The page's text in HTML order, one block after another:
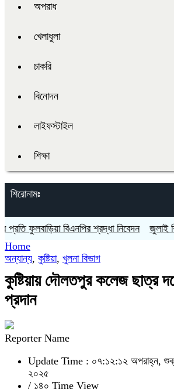
অপরাধ
খেলাধুলা
চাকরি
বিনোদন
লাইফস্টাইল
শিক্ষা
শিরোনামঃ
ফুলবাড়িয়া বিএনপির শ্রদ্ধা নিবেদন জুলাই
Home
অন্যান্য, কুষ্টিয়া, খুলনা বিভাগ
কুষ্টিয়ায় দৌলতপুর কলেজ ছাত্র
প্রদান
Reporter Name
Update Time : ০৭:১২:১২ অপরাহ্ন,
২০২৫
/ ১৪০ Time View